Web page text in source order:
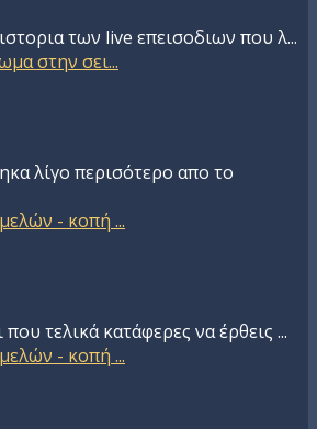
των live επεισοδιων που λ...
στην σει...
λίγο περισότερο απο το
- κοπή ...
τελικά κατάφερες να έρθεις ...
- κοπή ...